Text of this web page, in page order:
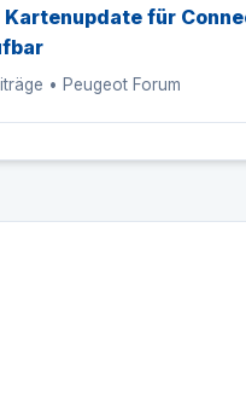
Kartenupdate für
• Peugeot Forum